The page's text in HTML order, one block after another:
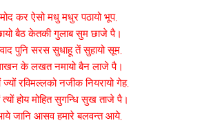
मोद कर ऐसो मधु मधुर पठायो भूप,
बैठ केतकी गुलाब सुम छाजे पै।
पुनि सरस सुधाहू तें सुहायो सूम,
के लखत नमायो बैन लाजे पै।
ज्यों रविमल्लको नजीक नियरायो गेह,
त्यों होय मोहित सुगन्धि सुख ताजे पै।
जानि आसव हमारे बलवन्त आये,